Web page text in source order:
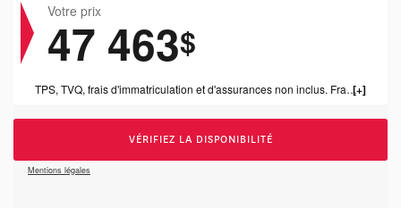
Votre prix
47 463$
TPS, TVQ, frais d'immatriculation et d'assurances non inclus. Frais de concessonnaire de 1199.00$ inclus.
VÉRIFIEZ LA DISPONIBILITÉ
Mentions légales